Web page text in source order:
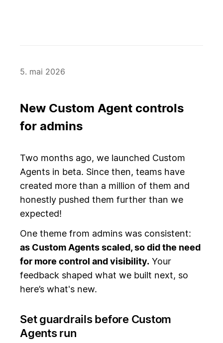
5. mai 2026
New Custom Agent controls
for admins
Two months ago, we launched Custom
Agents in beta. Since then, teams have
created more than a million of them and
honestly pushed them further than we
expected!
One theme from admins was consistent:
as Custom Agents scaled, so did the need
for more control and visibility. Your
feedback shaped what we built next, so
here’s what's new.
Set guardrails before Custom
Agents run